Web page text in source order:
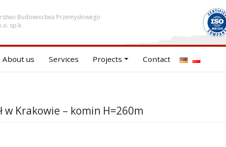
Budownictwa Przemysłowego
sp.k.
About us Services Projects Contact
w Krakowie – komin H=260m